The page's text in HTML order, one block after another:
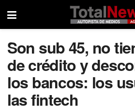
Son sub 45, no
de crédito y
los bancos: los
las fintech